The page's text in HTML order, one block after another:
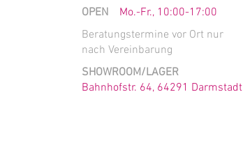
OPEN Mo.-Fr., 10:00-17:00
Beratungstermine vor Ort nur
nach Vereinbarung
SHOWROOM/LAGER
Bahnhofstr. 64, 64291 Darmstadt